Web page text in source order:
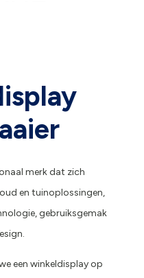
merk dat zich
en tuinoplossingen,
gebruiksgemak
een winkeldisplay op